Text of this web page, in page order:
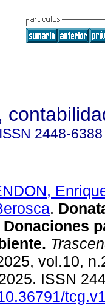
ISSN 2448-6388
.
vol.10,
ISSN